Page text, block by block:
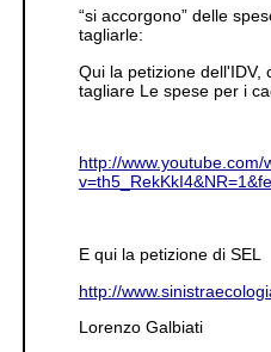
“si accorgono” delle
tagliarle:
Qui la petizione dell'IDV,
tagliare Le spese per i
http://www.youtube.com/
E qui la petizione di SEL
http://
Lorenzo Galbiati